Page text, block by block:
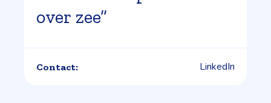
over zee”
Contact: LinkedIn